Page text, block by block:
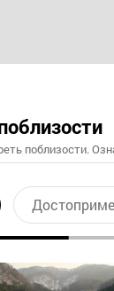
поблизости.